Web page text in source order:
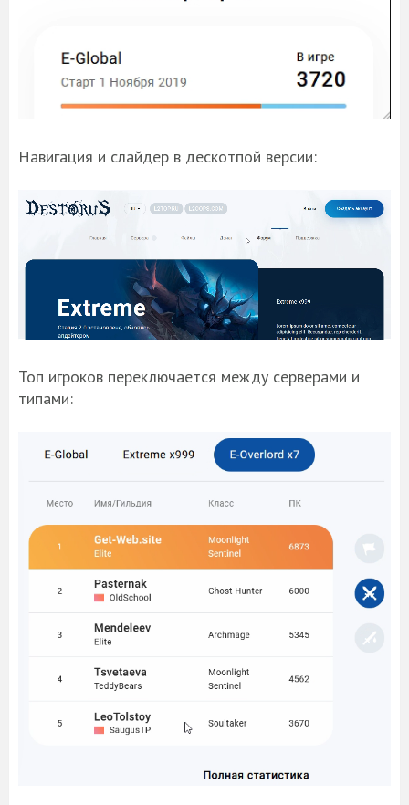
Навигация и слайдер в дескотпой версии:
Топ игроков переключается между серверами и
типами: